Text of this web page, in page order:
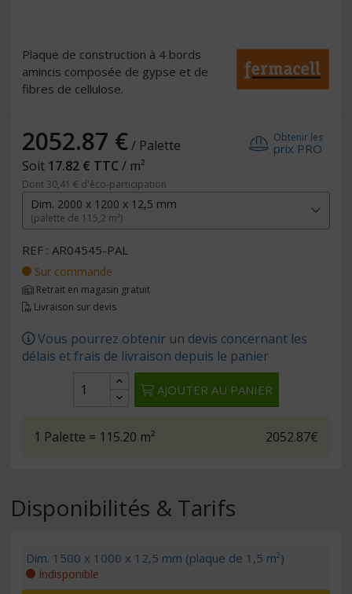
Plaque de construction à 4 bords
amincis composée de gypse et de
fibres de cellulose.
2052.87 €/ Palette
Soit 17.82 € TTC/ m²
Dont 30,41 € d'éco-participation
Obtenir les
prix PRO
Dim. 2000 x 1200 x 12,5 mm
(palette de 115,2 m²)
REF : AR04545-PAL
Sur commande
Retrait en magasin gratuit
Livraison sur devis
Vous pourrez obtenir un devis concernant les
délais et frais de livraison depuis le panier
AJOUTER AU PANIER
1 Palette = 115.20 m² 2052.87€
Disponibilités & Tarifs
Dim. 1500 x 1000 x 12,5 mm (plaque de 1,5 m²)
Indisponible